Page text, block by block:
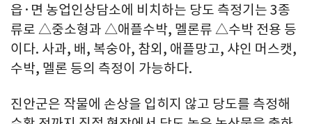
읍·면 농업인상담소에 비치하는 당도 측정기는 3종
류로 △중소형과 △애플수박, 멜론류 △수박 전용 등
이다. 사과, 배, 복숭아, 참외, 애플망고, 샤인 머스캣,
수박, 멜론 등의 측정이 가능하다.
진안군은 작물에 손상을 입히지 않고 당도를 측정해